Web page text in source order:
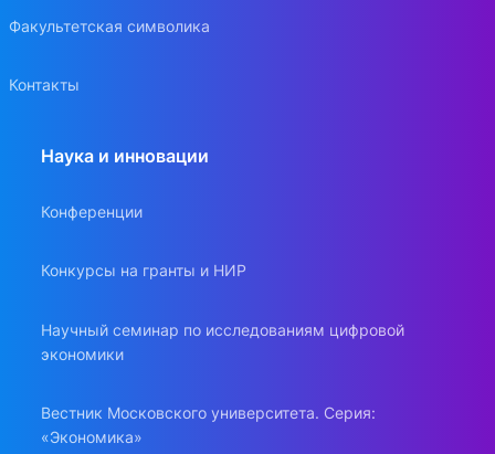
Факультетская символика
Контакты
Наука и инновации
Конференции
Конкурсы на гранты и НИР
Научный семинар по исследованиям цифровой
экономики
Вестник Московского университета. Серия:
«Экономика»